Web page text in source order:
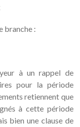
branche :
à un rappel de
pour la période
retiennent que
à cette période
bien une clause de